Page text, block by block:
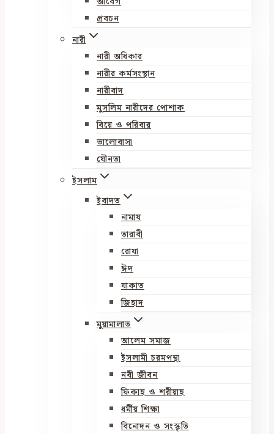
প্রবচন
নারী
নারী অধিকার
নারীর কর্মসংস্থান
নারীবাদ
মুসলিম নারীদের পোশাক
বিয়ে ও পরিবার
ভালোবাসা
যৌনতা
ইসলাম
ইবাদত
নামায
তারাবী
রোযা
ঈদ
যাকাত
জিহাদ
মুয়ামালাত
আলেম সমাজ
ইসলামী চরমপন্থা
নবী জীবন
ফিকাহ ও শরীয়াহ
ধর্মীয় শিক্ষা
বিনোদন ও সংস্কৃতি